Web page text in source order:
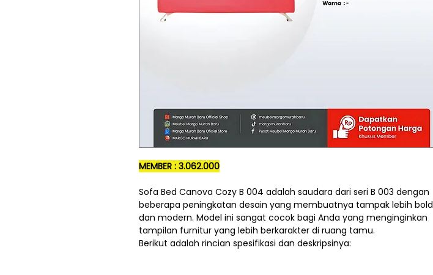
MEMBER : 3.062.000
Sofa Bed Canova Cozy B 004 adalah saudara dari seri B 003 dengan
beberapa peningkatan desain yang membuatnya tampak lebih bold
dan modern. Model ini sangat cocok bagi Anda yang menginginkan
tampilan furnitur yang lebih berkarakter di ruang tamu.
Berikut adalah rincian spesifikasi dan deskripsinya: